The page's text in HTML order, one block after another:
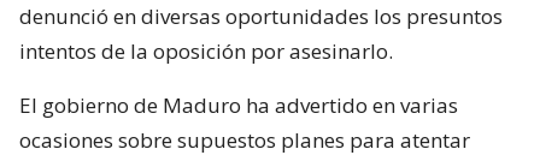
denunció en diversas oportunidades los presuntos
intentos de la oposición por asesinarlo.
El gobierno de Maduro ha advertido en varias
ocasiones sobre supuestos planes para atentar